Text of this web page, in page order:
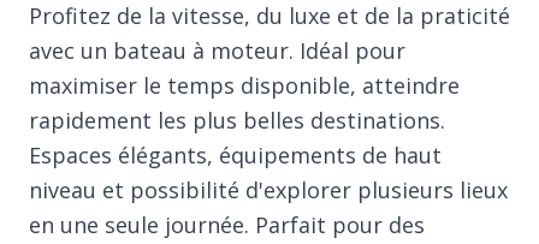
Profitez de la vitesse, du luxe et de la praticité
avec un bateau à moteur. Idéal pour
maximiser le temps disponible, atteindre
rapidement les plus belles destinations.
Espaces élégants, équipements de haut
niveau et possibilité d'explorer plusieurs lieux
en une seule journée. Parfait pour des